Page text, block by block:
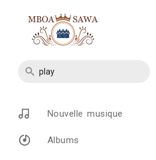
Nouvelle musique
Albums